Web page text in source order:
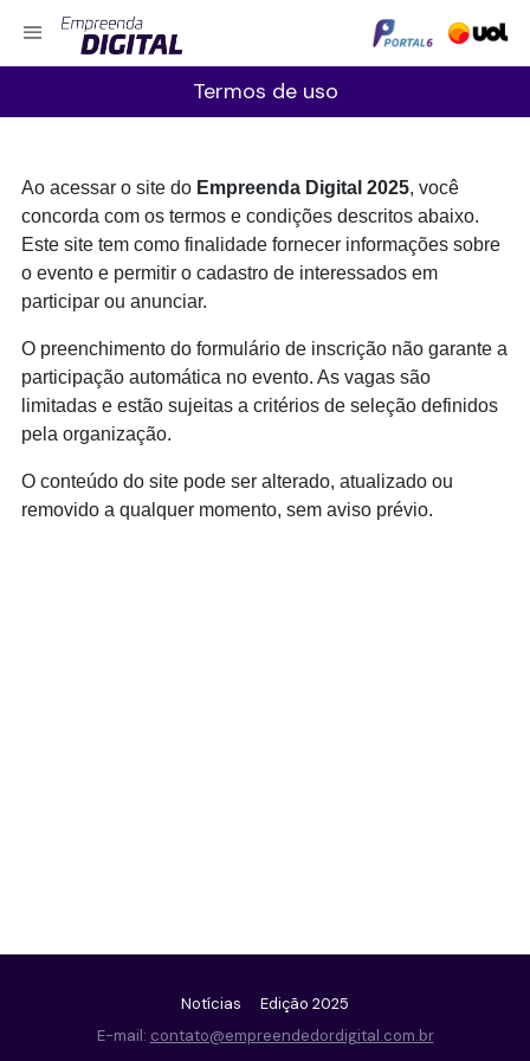
Skip to main content
Termos de uso
Ao acessar o site do Empreenda Digital 2025, você
concorda com os termos e condições descritos abaixo.
Este site tem como finalidade fornecer informações sobre
o evento e permitir o cadastro de interessados em
participar ou anunciar.
O preenchimento do formulário de inscrição não garante a
participação automática no evento. As vagas são
limitadas e estão sujeitas a critérios de seleção definidos
pela organização.
O conteúdo do site pode ser alterado, atualizado ou
removido a qualquer momento, sem aviso prévio.
Notícias
Edição 2025
E-mail: contato@empreendedordigital.com.br